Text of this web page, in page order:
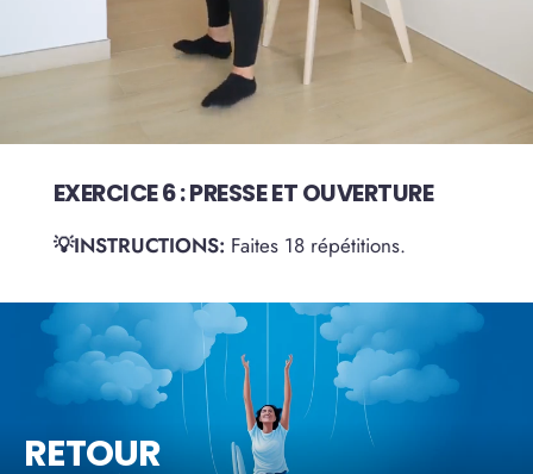
EXERCICE 6 : PRESSE ET OUVERTURE
💡INSTRUCTIONS: Faites 18 répétitions.
RETOUR